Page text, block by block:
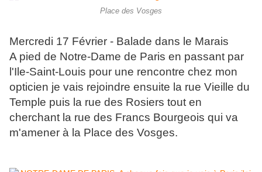
Place des Vosges
Mercredi 17 Février - Balade dans le Marais
A pied de Notre-Dame de Paris en passant par
l'Ile-Saint-Louis pour une rencontre chez mon
opticien je vais rejoindre ensuite la rue Vieille du
Temple puis la rue des Rosiers tout en
cherchant la rue des Francs Bourgeois qui va
m'amener à la Place des Vosges.